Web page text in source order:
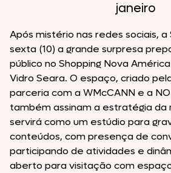
janeiro
Após mistério nas redes sociais,
sexta (10) a grande surpresa
público no Shopping Nova
Vidro Seara. O espaço, criado
parceria com a WMcCANN e a
também assinam a estratégia da
servirá como um estúdio para
conteúdos, com presença de
participando de atividades e
aberto para visitação com